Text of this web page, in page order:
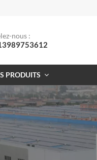
nous :
PRODUITS